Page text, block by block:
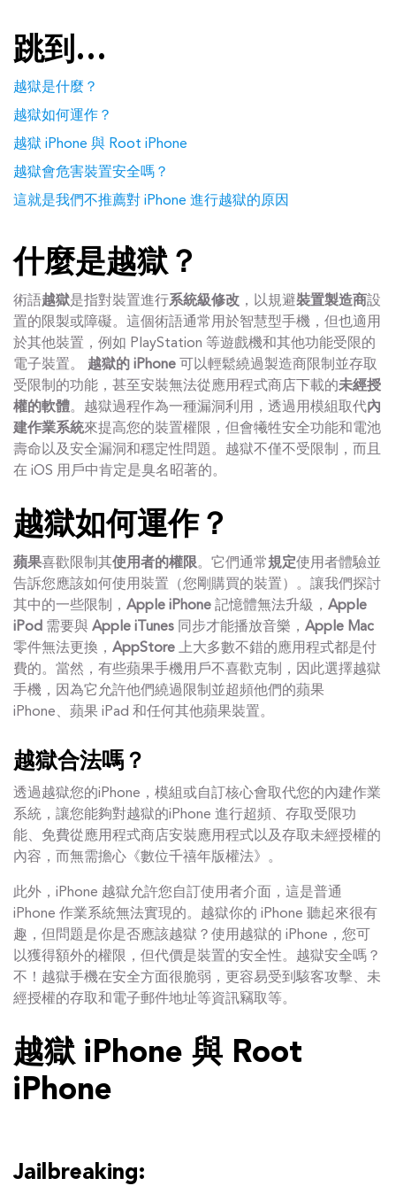
跳到…
越獄是什麼？
越獄如何運作？
越獄 iPhone 與 Root iPhone
越獄會危害裝置安全嗎？
這就是我們不推薦對 iPhone 進行越獄的原因
什麼是越獄？
術語越獄是指對裝置進行系統級修改 ，以規避裝置製造商設
置的限製或障礙。這個術語通常用於智慧型手機，但也適用
於其他裝置，例如 PlayStation 等遊戲機和其他功能受限的
電子裝置。 越獄的 iPhone 可以輕鬆繞過製造商限制並存取
受限制的功能，甚至安裝無法從應用程式商店下載的未經授
權的軟體。越獄過程作為一種漏洞利用，透過用模組取代內
建作業系統來提高您的裝置權限，但會犧牲安全功能和電池
壽命以及安全漏洞和穩定性問題。越獄不僅不受限制，而且
在 iOS 用戶中肯定是臭名昭著的。
越獄如何運作？
蘋果喜歡限制其使用者的權限。它們通常規定使用者體驗並
告訴您應該如何使用裝置（您剛購買的裝置）。讓我們探討
其中的一些限制， Apple iPhone 記憶體無法升級， Apple
iPod 需要與 Apple iTunes 同步才能播放音樂， Apple Mac
零件無法更換， AppStore 上大多數不錯的應用程式都是付
費的。當然，有些蘋果手機用戶不喜歡克制，因此選擇越獄
手機，因為它允許他們繞過限制並超頻他們的蘋果
iPhone、蘋果 iPad 和任何其他蘋果裝置。
越獄合法嗎？
透過越獄您的iPhone，模組或自訂核心會取代您的內建作業
系統，讓您能夠對越獄的iPhone 進行超頻、存取受限功
能、免費從應用程式商店安裝應用程式以及存取未經授權的
內容，而無需擔心《數位千禧年版權法》。
此外，iPhone 越獄允許您自訂使用者介面，這是普通
iPhone 作業系統無法實現的。越獄你的 iPhone 聽起來很有
趣，但問題是你是否應該越獄？使用越獄的 iPhone，您可
以獲得額外的權限，但代價是裝置的安全性。越獄安全嗎？
不！越獄手機在安全方面很脆弱，更容易受到駭客攻擊、未
經授權的存取和電子郵件地址等資訊竊取等。
越獄 iPhone 與 Root
iPhone
Jailbreaking: